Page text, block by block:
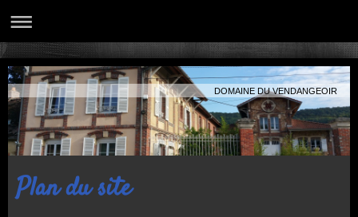
DOMAINE DU VENDANGEOIR
Plan du site